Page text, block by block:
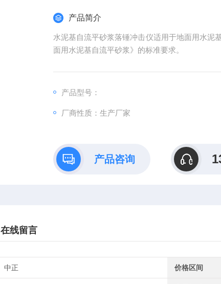
产品简介
水泥基自流平砂浆落锤冲击仪适用于地面用水泥
面用水泥基自流平砂浆》的标准要求。
产品型号：
厂商性质：生产厂家
产品咨询
在线留言
中正 价格区间